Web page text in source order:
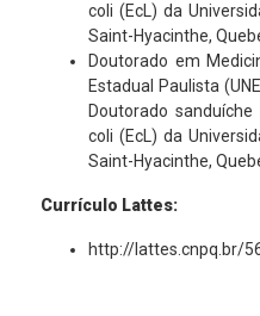
coli (EcL) da
Saint-Hyacinthe,
Doutorado em
Estadual Paulista
Doutorado
coli (EcL) da
Saint-Hyacinthe,
Currículo Lattes:
http://lattes.cnpq.br/